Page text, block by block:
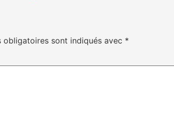
obligatoires sont indiqués avec *